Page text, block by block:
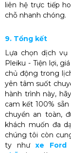
liên hệ trực tiếp
chỗ nhanh chóng.
9. Tổng kết
Lựa chọn dịch
Pleiku - Tiện lợi,
chủ động trong
yên tâm suốt
hành trình này,
cam kết 100%
chuyển an toàn,
khách muốn đa
chúng tôi còn
ty như xe Ford